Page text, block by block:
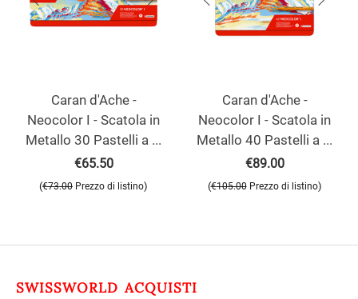
Caran d'Ache -
Neocolor I - Scatola in
Metallo 30 Pastelli a ...
€65.50
(€73.00 Prezzo di listino)
Caran d'Ache -
Neocolor I - Scatola in
Metallo 40 Pastelli a ...
€89.00
(€105.00 Prezzo di listino)
SWISSWORLD ACQUISTI